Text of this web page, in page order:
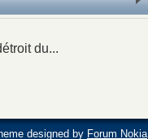
du...
designed by Forum Nokia